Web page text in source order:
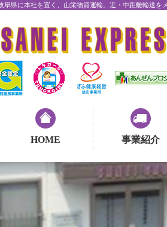
阜県に本社を置く、山栄物資運輸。近・中距離輸送を
HOME 事業紹介